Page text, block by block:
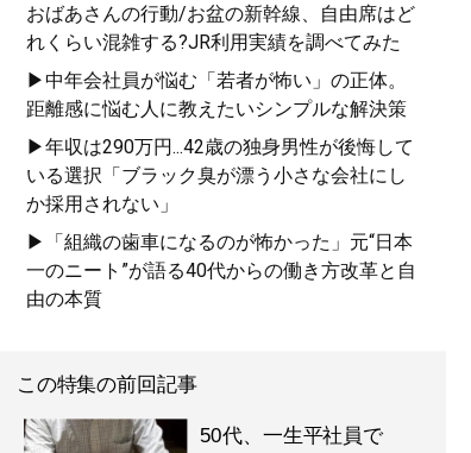
おばあさんの行動/お盆の新幹線、自由席はど
れくらい混雑する?JR利用実績を調べてみた
▶中年会社員が悩む「若者が怖い」の正体。
距離感に悩む人に教えたいシンプルな解決策
▶年収は290万円...42歳の独身男性が後悔して
いる選択「ブラック臭が漂う小さな会社にし
か採用されない」
▶「組織の歯車になるのが怖かった」元“日本
一のニート”が語る40代からの働き方改革と自
由の本質
この特集の前回記事
50代、一生平社員で